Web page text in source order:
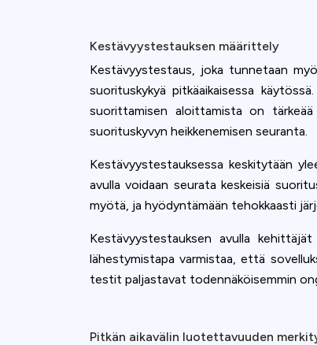
Kestävyystestauksen määrittely
Kestävyystestaus, joka tunnetaan
suorituskykyä pitkäaikaisessa
suorittamisen aloittamista on
suorituskyvyn heikkenemisen seuranta.
Kestävyystestauksessa keskitytään
avulla voidaan seurata keskeisiä
myötä, ja hyödyntämään tehokkaasti
Kestävyystestauksen avulla
lähestymistapa varmistaa, että
testit paljastavat todennäköisemmin
Pitkän aikavälin luotettavuuden